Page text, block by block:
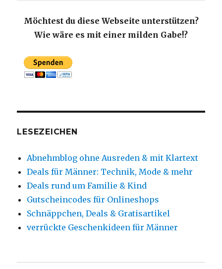
Möchtest du diese Webseite unterstützen?
Wie wäre es mit einer milden Gabe!?
LESEZEICHEN
Abnehmblog ohne Ausreden & mit Klartext
Deals für Männer: Technik, Mode & mehr
Deals rund um Familie & Kind
Gutscheincodes für Onlineshops
Schnäppchen, Deals & Gratisartikel
verrückte Geschenkideen für Männer